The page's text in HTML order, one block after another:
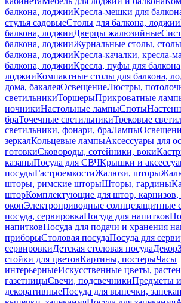
балкона, лоджииКресла-мешки для
стулья садовыеСтолы для балкона, лоджии
балкона, лоджииДверцы жалюзийные
балкона, лоджииЖурнальные столы,
балкона, лоджииКресла-качалки, кресла-
балкона, лоджииКресла, пуфы для
лоджииКомпактные столы для балкона,
дома, бакалеяОсвещениеЛюстры,
светильникиТоршерыПрикроватные
ночникиНастольные лампыСпоты
браТочечные светильникиТрековые
светильники, фонари, браЛампы
зеркалКольцевые лампыАксессуары для
готовкиСковороды, сотейники, воки
казаныПосуда для СВЧКрышки и
посудыГастроемкостиЖалюзи, шторы
шторы, римские шторыШторы, гардины
шторКомплектующие для штор,
оконЭлектроприводные солнцезащитные
посуда, сервировкаПосуда для напитков
напитковПосуда для подачи и хранения
приборыСтоловая посудаПосуда для
сервировкиДетская столовая посудаДекор
стойки для цветовКартины, постерыЧасы
интерьерныеИскусственные цветы,
газетницыСвечи, подсвечникиПредметы
декоративныеПосуда для выпечки,